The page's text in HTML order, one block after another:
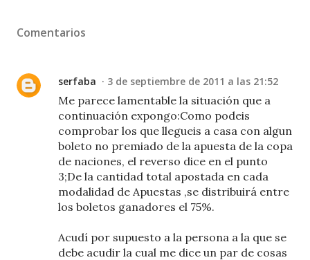
Comentarios
serfaba 3 de septiembre de 2011 a las 21:52
Me parece lamentable la situación que a
continuación expongo:Como podeis
comprobar los que llegueis a casa con algun
boleto no premiado de la apuesta de la copa
de naciones, el reverso dice en el punto
3;De la cantidad total apostada en cada
modalidad de Apuestas ,se distribuirá entre
los boletos ganadores el 75%.
Acudí por supuesto a la persona a la que se
debe acudir la cual me dice un par de cosas